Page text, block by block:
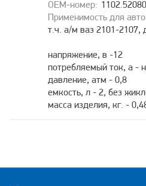
т.ч. а/м ваз 2101-2107,
напряжение, в -12
потребляемый ток, а -
давление, атм - 0,8
емкость, л - 2, без
масса изделия, кг. -